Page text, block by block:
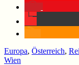
Europa, Österreich,
Wien